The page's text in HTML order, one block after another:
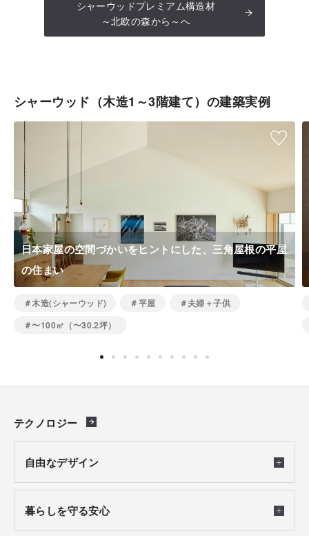
シャーウッドプレミアム構造材
～北欧の森から～へ
シャーウッド（木造1～3階建て）の建築実例
日本家屋の空間づかいをヒントにした、三角屋根の平屋
の住まい
＃木造(シャーウッド) ＃平屋
＃夫婦＋子供
＃〜100㎡（〜30.2坪）
テクノロジー
自由なデザイン
暮らしを守る安心